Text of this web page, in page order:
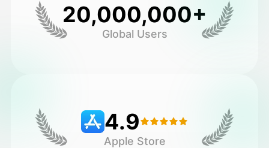
20,000,000+
Global Users
4.9
Apple Store